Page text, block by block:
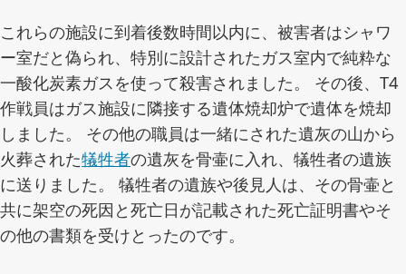
これらの施設に到着後数時間以内に、被害者はシャワ
ー室だと偽られ、特別に設計されたガス室内で純粋な
一酸化炭素ガスを使って殺害されました。 その後、T4
作戦員はガス施設に隣接する遺体焼却炉で遺体を焼却
しました。 その他の職員は一緒にされた遺灰の山から
火葬された犠牲者の遺灰を骨壷に入れ、犠牲者の遺族
に送りました。 犠牲者の遺族や後見人は、その骨壷と
共に架空の死因と死亡日が記載された死亡証明書やそ
の他の書類を受けとったのです。